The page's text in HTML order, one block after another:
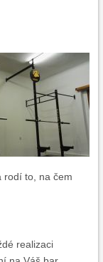
rodí to, na čem
realizaci